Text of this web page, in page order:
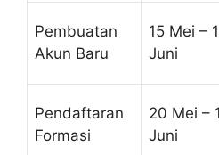
Pembuatan
Akun Baru
15 Mei –
Juni
Pendaftaran
Formasi
20 Mei –
Juni